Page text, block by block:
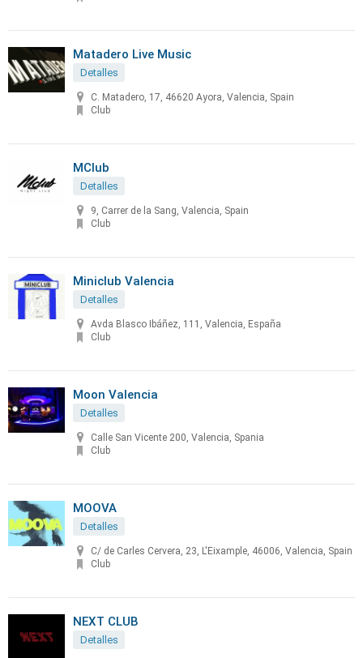
Matadero Live Music
Detalles
C. Matadero, 17, 46620 Ayora, Valencia, Spain
Club
MClub
Detalles
9, Carrer de la Sang, Valencia, Spain
Club
Miniclub Valencia
Detalles
Avda Blasco Ibáñez, 111, Valencia, España
Club
Moon Valencia
Detalles
Calle San Vicente 200, Valencia, Spania
Club
MOOVA
Detalles
C/ de Carles Cervera, 23, L'Eixample, 46006, Valencia, Spain
Club
NEXT CLUB
Detalles